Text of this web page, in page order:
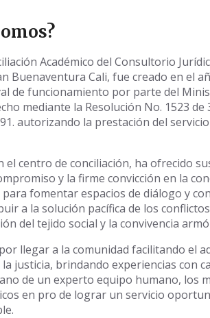
Académico del Consultorio
Buenaventura Cali, fue creado en el
de funcionamiento por parte del
mediante la Resolución No. 1523 de
autorizando la prestación del
el centro de conciliación, ha ofrecido
y la firme convicción en la
fomentar espacios de diálogo y
a la solución pacífica de los
del tejido social y la convivencia
llegar a la comunidad facilitando el
justicia, brindando experiencias con
de un experto equipo humano, los
en pro de lograr un servicio